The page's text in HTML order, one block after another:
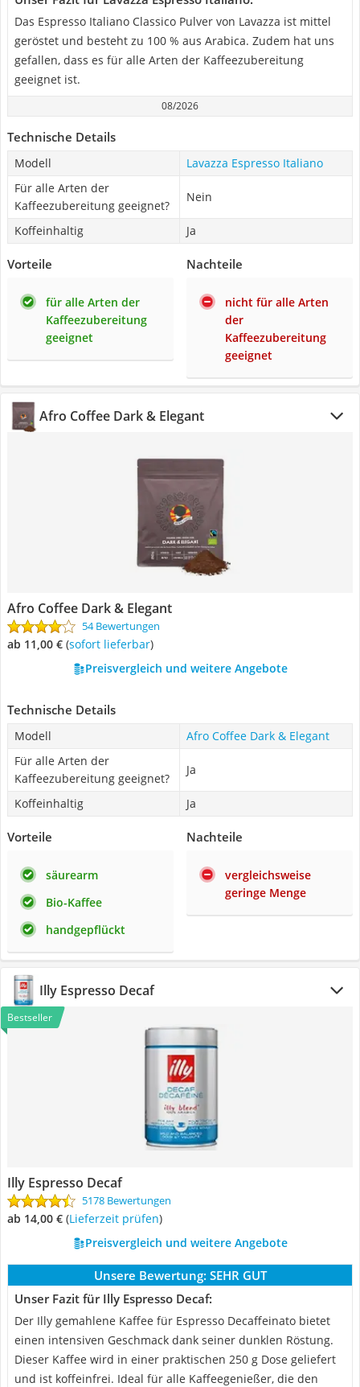
Das Espresso Italiano Classico Pulver von Lavazza ist mittel
geröstet und besteht zu 100 % aus Arabica. Zudem hat uns
gefallen, dass es für alle Arten der Kaffeezubereitung
geeignet ist.
08/2026
Technische Details
Modell
Lavazza Espresso Italiano
Für alle Arten der
Kaffeezubereitung geeignet?
Nein
Koffeinhaltig Ja
Vorteile
für alle Arten der
Kaffeezubereitung
geeignet
Nachteile
nicht für alle Arten
der
Kaffeezubereitung
geeignet
‎Afro Coffee Dark & Elegant
‎Afro Coffee Dark & Elegant
54 Bewertungen
ab 11,00 € ( Sofort lieferbar)
Preisvergleich und weitere Angebote
Technische Details
Modell
‎Afro Coffee Dark & Elegant
Für alle Arten der
Kaffeezubereitung geeignet?
Ja
Koffeinhaltig Ja
Vorteile
säurearm
Bio-Kaffee
handgepflückt
Nachteile
vergleichsweise
geringe Menge
Illy Espresso Decaf
Bestseller
Illy Espresso Decaf
5178 Bewertungen
ab 14,00 € (Lieferzeit prüfen)
Preisvergleich und weitere Angebote
Unsere Bewertung: SEHR GUT
Unser Fazit für Illy Espresso Decaf:
Der Illy gemahlene Kaffee für Espresso Decaffeinato bietet
einen intensiven Geschmack dank seiner dunklen Röstung.
Dieser Kaffee wird in einer praktischen 250 g Dose geliefert
und ist koffeinfrei. Ideal für alle Kaffeegenießer, die den